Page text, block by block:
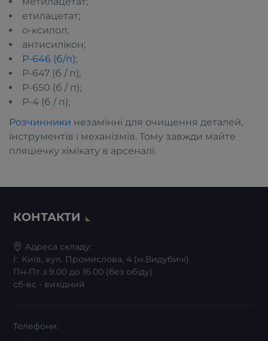
етилацетат;
о-ксилол;
антисилікон;
Р-646 (б/п);
Р-647 (б / п);
Р-650 (б / п);
Р-4 (б / п);
Розчинники незамінні для очищення деталей,
інструментів і механізмів. Тому завжди майте
пляшечку хімікату в арсеналі.
КОНТАКТИ
Адреса складу:
г. Київ, вул. Промислова, 4 (м.Видубичі)
Пн-Пт з 9.00 до 16.00 (без обіду)
сб-вс - вихідний
Телефони: